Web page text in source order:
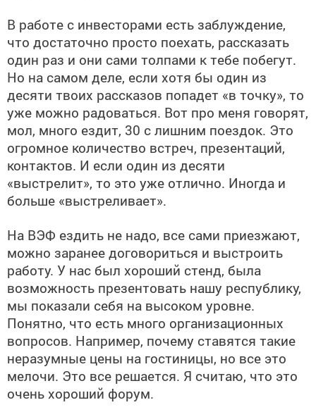
В работе с инвесторами есть заблуждение,
что достаточно просто поехать, рассказать
один раз и они сами толпами к тебе побегут.
Но на самом деле, если хотя бы один из
десяти твоих рассказов попадет «в точку», то
уже можно радоваться. Вот про меня говорят,
мол, много ездит, 30 с лишним поездок. Это
огромное количество встреч, презентаций,
контактов. И если один из десяти
«выстрелит», то это уже отлично. Иногда и
больше «выстреливает».
На ВЭФ ездить не надо, все сами приезжают,
можно заранее договориться и выстроить
работу. У нас был хороший стенд, была
возможность презентовать нашу республику,
мы показали себя на высоком уровне.
Понятно, что есть много организационных
вопросов. Например, почему ставятся такие
неразумные цены на гостиницы, но все это
мелочи. Это все решается. Я считаю, что это
очень хороший форум.